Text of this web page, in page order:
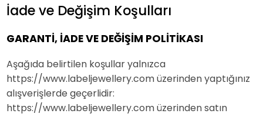
İade ve Değişim Koşulları
GARANTİ, İADE VE DEĞİŞİM POLİTİKASI
Aşağıda belirtilen koşullar yalnızca
https://www.labeljewellery.com üzerinden yaptığınız
alışverişlerde geçerlidir:
https://www.labeljewellery.com üzerinden satın